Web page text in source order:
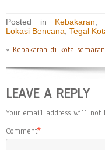
Posted in Kebakaran
Lokasi Bencana Tegal
« Kebakaran di kota
LEAVE A REPLY
Your email address will not
Comment*